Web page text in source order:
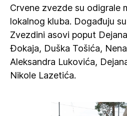
Crvene zvezde su odigrale
lokalnog kluba. Događuju
Zvezdini asovi poput
Đokaja, Duška Tošića,
Aleksandra Lukovića,
Nikole Lazetića.